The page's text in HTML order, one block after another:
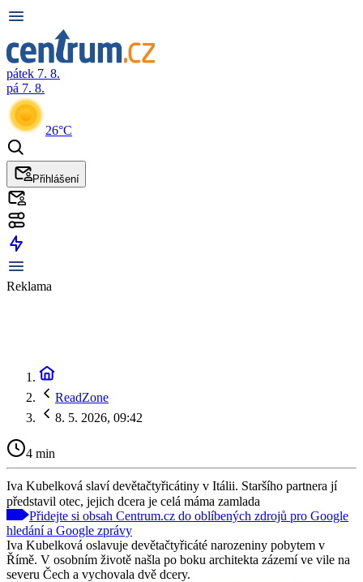
pátek 7. 8.
pá 7. 8.
26°C
Přihlášení
Reklama
ReadZone
8. 5. 2026, 09:42
4 min
Iva Kubelková slaví devětačtyřicátiny v Itálii. Staršího partnera jí
představil otec, jejich dcera je celá máma zamlada
Přidejte si obsah Centrum.cz do oblíbených zdrojů pro Google
hledání a Google zprávy
Iva Kubelková oslavuje devětačtyřicáté narozeniny pobytem v
Římě. V osobním životě našla po boku architekta zázemí ve vile na
severu Čech a vychovala dvě dcery.